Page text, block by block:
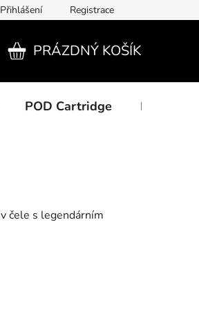
Přihlášení Registrace
KOŠÍK
PRÁZDNÝ KOŠÍK
POD Cartridge
v čele s legendárním